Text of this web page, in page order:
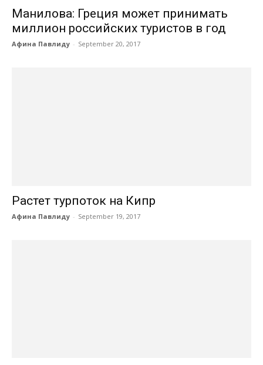
Манилова: Греция может принимать
миллион российских туристов в год
Афина Павлиду - September 20, 2017
Растет турпоток на Кипр
Афина Павлиду - September 19, 2017